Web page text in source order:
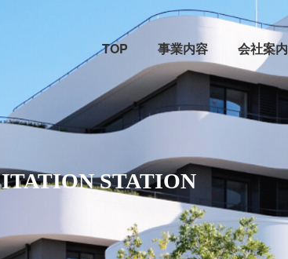
TOP 事業内容 会社案内
STATION